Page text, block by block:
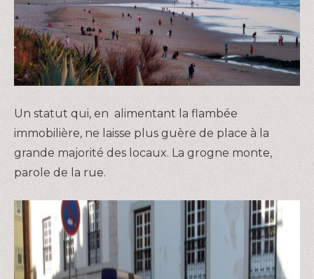
Un statut qui, en alimentant la flambée
immobilière, ne laisse plus guère de place à la
grande majorité des locaux. La grogne monte,
parole de la rue.